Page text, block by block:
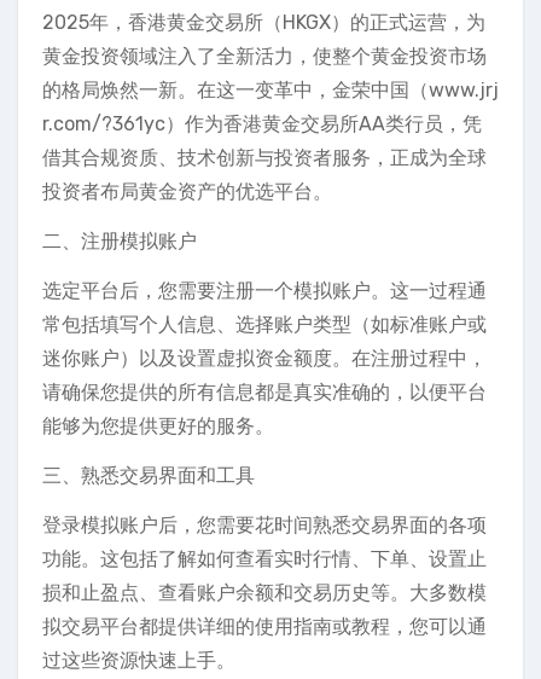
2025年，香港黄金交易所（HKGX）的正式运营，为
黄金投资领域注入了全新活力，使整个黄金投资市场
的格局焕然一新。在这一变革中，金荣中国（www.jrj
r.com/?361yc）作为香港黄金交易所AA类行员，凭
借其合规资质、技术创新与投资者服务，正成为全球
投资者布局黄金资产的优选平台。
二、注册模拟账户
选定平台后，您需要注册一个模拟账户。这一过程通
常包括填写个人信息、选择账户类型（如标准账户或
迷你账户）以及设置虚拟资金额度。在注册过程中，
请确保您提供的所有信息都是真实准确的，以便平台
能够为您提供更好的服务。
三、熟悉交易界面和工具
登录模拟账户后，您需要花时间熟悉交易界面的各项
功能。这包括了解如何查看实时行情、下单、设置止
损和止盈点、查看账户余额和交易历史等。大多数模
拟交易平台都提供详细的使用指南或教程，您可以通
过这些资源快速上手。